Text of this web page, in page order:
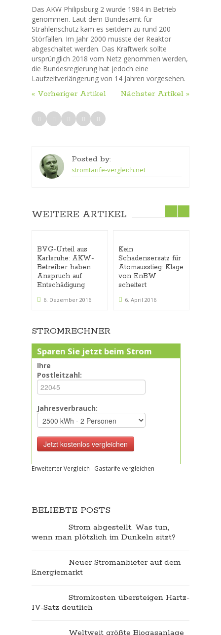
Das AKW Philipsburg 2 wurde 1984 in Betrieb
genommen. Laut dem Bundesamt für
Strahlenschutz kam es seitdem zu rund 200
Störfällen. Im Jahr 2000 musste der Reaktor
abgeschaltet werden. Das Kraftwerk sollte
ursprünglich 2018 vom Netz genommen werden,
die Bundesregierung hat jedoch eine
Laufzeitverlängerung von 14 Jahren vorgesehen.
« Vorheriger Artikel Nächster Artikel »
Posted by:
stromtarife-vergleich.net
WEITERE ARTIKEL
BVG-Urteil aus
Karlsruhe: AKW-
Betreiber haben
Anspruch auf
Entschädigung
6. Dezember 2016
Kein
Schadensersatz für
Atomausstieg: Klage
von EnBW
scheitert
6. April 2016
STROMRECHNER
Sparen Sie jetzt beim Strom
Ihre
Postleitzahl:
Jahresverbrauch:
Erweiterter Vergleich · Gastarife vergleichen
BELIEBTE POSTS
Strom abgestellt. Was tun,
wenn man plötzlich im Dunkeln sitzt?
Neuer Stromanbieter auf dem
Energiemarkt
Stromkosten übersteigen Hartz-
IV-Satz deutlich
Weltweit größte Biogasanlage